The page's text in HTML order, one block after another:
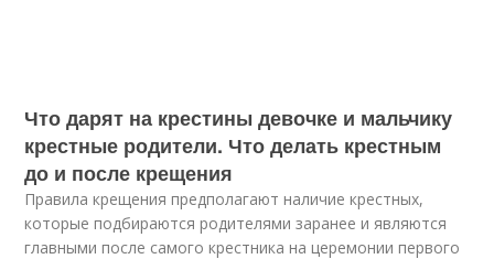
Что дарят на крестины девочке и мальчику
крестные родители. Что делать крестным
до и после крещения
Правила крещения предполагают наличие крестных,
которые подбираются родителями заранее и являются
главными после самого крестника на церемонии первого